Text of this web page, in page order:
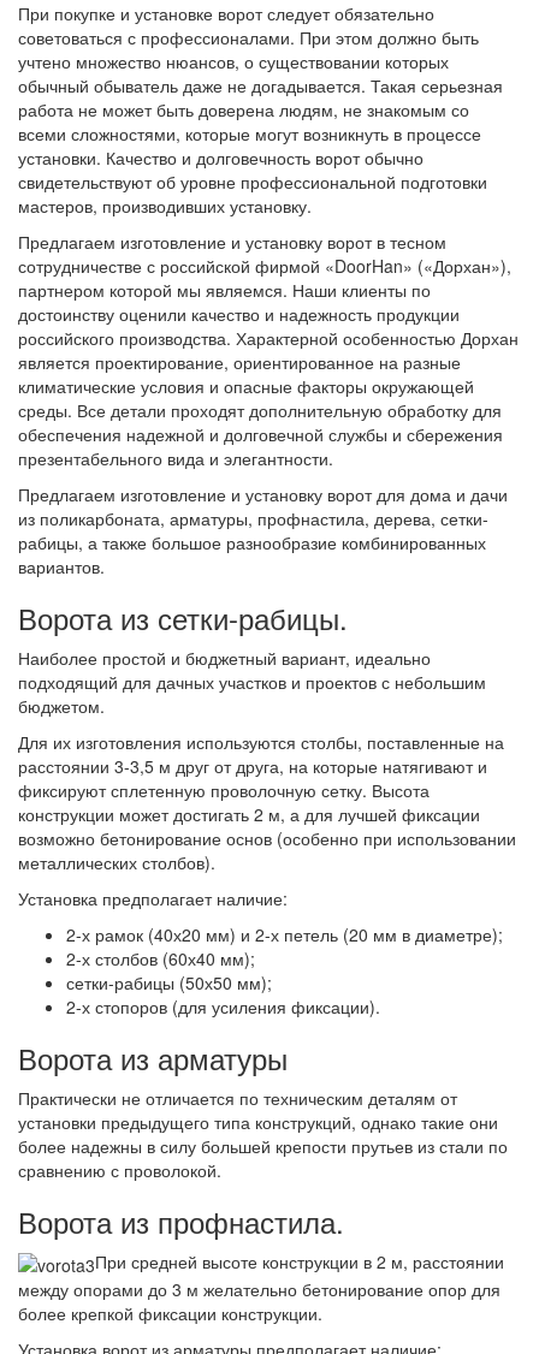
При покупке и установке ворот следует обязательно
советоваться с профессионалами. При этом должно быть
учтено множество нюансов, о существовании которых
обычный обыватель даже не догадывается. Такая серьезная
работа не может быть доверена людям, не знакомым со
всеми сложностями, которые могут возникнуть в процессе
установки. Качество и долговечность ворот обычно
свидетельствуют об уровне профессиональной подготовки
мастеров, производивших установку.
Предлагаем изготовление и установку ворот в тесном
сотрудничестве с российской фирмой «DoorHan» («Дорхан»),
партнером которой мы являемся. Наши клиенты по
достоинству оценили качество и надежность продукции
российского производства. Характерной особенностью Дорхан
является проектирование, ориентированное на разные
климатические условия и опасные факторы окружающей
среды. Все детали проходят дополнительную обработку для
обеспечения надежной и долговечной службы и сбережения
презентабельного вида и элегантности.
Предлагаем изготовление и установку ворот для дома и дачи
из поликарбоната, арматуры, профнастила, дерева, сетки-
рабицы, а также большое разнообразие комбинированных
вариантов.
Ворота из сетки-рабицы.
Наиболее простой и бюджетный вариант, идеально
подходящий для дачных участков и проектов с небольшим
бюджетом.
Для их изготовления используются столбы, поставленные на
расстоянии 3-3,5 м друг от друга, на которые натягивают и
фиксируют сплетенную проволочную сетку. Высота
конструкции может достигать 2 м, а для лучшей фиксации
возможно бетонирование основ (особенно при использовании
металлических столбов).
Установка предполагает наличие:
2-х рамок (40х20 мм) и 2-х петель (20 мм в диаметре);
2-х столбов (60х40 мм);
сетки-рабицы (50х50 мм);
2-х стопоров (для усиления фиксации).
Ворота из арматуры
Практически не отличается по техническим деталям от
установки предыдущего типа конструкций, однако такие они
более надежны в силу большей крепости прутьев из стали по
сравнению с проволокой.
Ворота из профнастила.
При средней высоте конструкции в 2 м, расстоянии
между опорами до 3 м желательно бетонирование опор для
более крепкой фиксации конструкции.
Установка ворот из арматуры предполагает наличие: